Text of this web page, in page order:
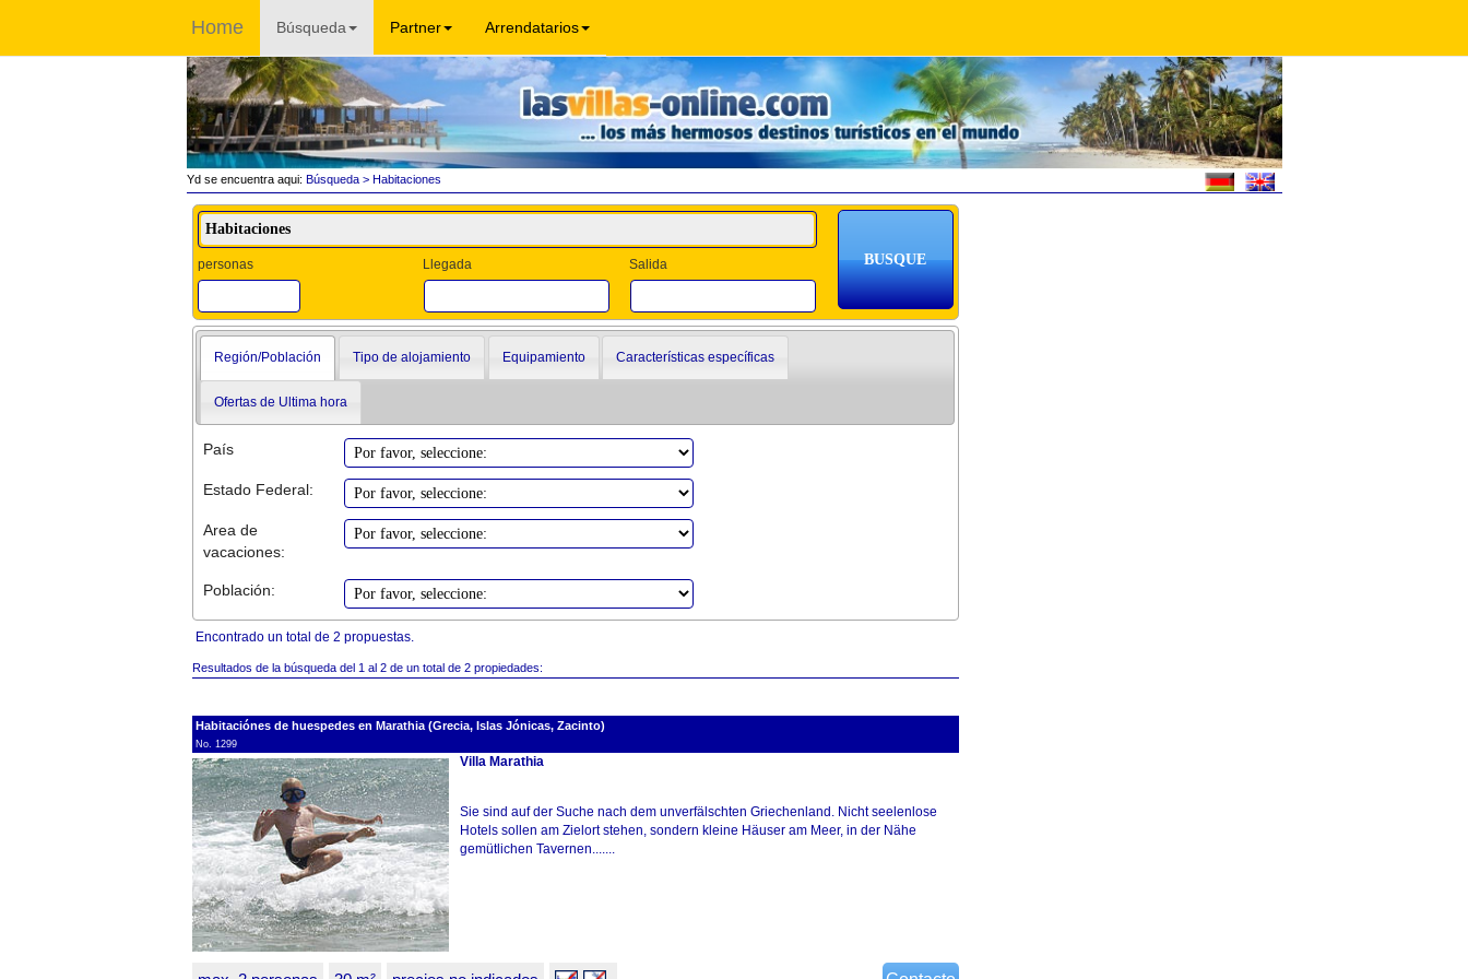
Home Búsqueda Partner Arrendatarios
Yd se encuentra aqui: Búsqueda> Habitaciones
personas Llegada Salida
Región/Población Tipo de alojamiento Equipamiento Características específicas
Ofertas de Ultima hora
País
Estado Federal:
Area de
vacaciones:
Población:
Encontrado un total de 2 propuestas.
Resultados de la búsqueda del 1 al 2 de un total de 2 propiedades:
Habitaciónes de huespedes en Marathia (Grecia, Islas Jónicas, Zacinto)
No. 1299
Villa Marathia
Sie sind auf der Suche nach dem unverfälschten Griechenland. Nicht seelenlose
Hotels sollen am Zielort stehen, sondern kleine Häuser am Meer, in der Nähe
gemütlichen Tavernen.......